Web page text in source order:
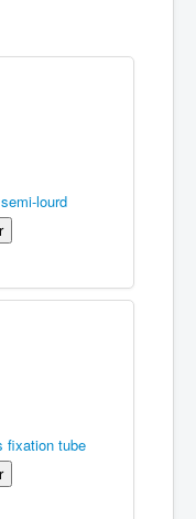
lourd
fixation tube